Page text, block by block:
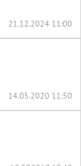
21.12.2024 11:00
14.05.2020 11:50